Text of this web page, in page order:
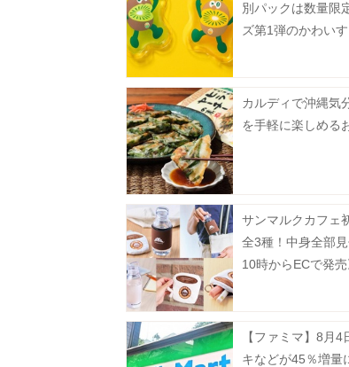
別パックは数量限
ズ第1弾のかわい
カルディで沖縄気
を手軽に楽しめる
サンマルクカフェ
全3種！中身全部
10時からECで発売
【ファミマ】8月
キなどが45％増量